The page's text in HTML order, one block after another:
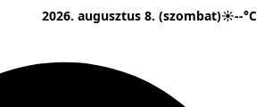
2026. augusztus 8. (szombat)☀--°C